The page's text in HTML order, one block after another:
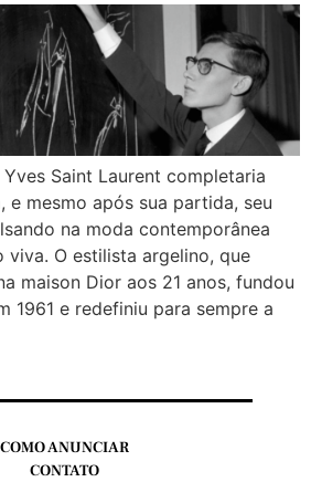
Saint Laurent completaria
e mesmo após sua partida, seu
na moda contemporânea
viva. O estilista argelino, que
maison Dior aos 21 anos, fundou
1961 e redefiniu para sempre a
COMO ANUNCIAR
CONTATO